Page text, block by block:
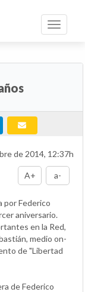
Toggle
de 2014, 12:37h
A+ a-
por Federico
aniversario.
en la Red,
medio on-
de "Libertad
de Federico